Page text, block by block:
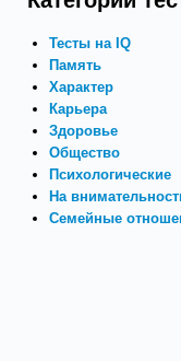
Тесты на IQ
Память
Характер
Карьера
Здоровье
Общество
Психологические
На
Семейные